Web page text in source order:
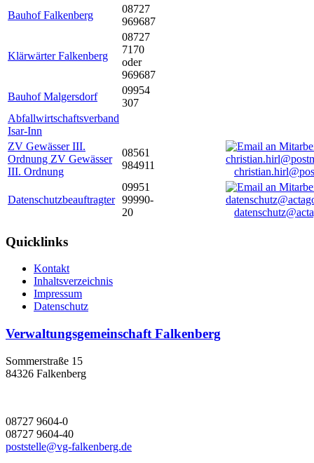
Bauhof Falkenberg
08727
969687
Klärwärter Falkenberg
08727
7170
oder
969687
Bauhof Malgersdorf
09954
307
Abfallwirtschaftsverband
Isar-Inn
ZV Gewässer III.
Ordnung ZV Gewässer
III. Ordnung
08561
984911
Datenschutzbeauftragter
09951
99990-
20
Quicklinks
Kontakt
Inhaltsverzeichnis
Impressum
Datenschutz
Verwaltungsgemeinschaft Falkenberg
Sommerstraße 15
84326 Falkenberg
08727 9604-0
08727 9604-40
poststelle@vg-falkenberg.de